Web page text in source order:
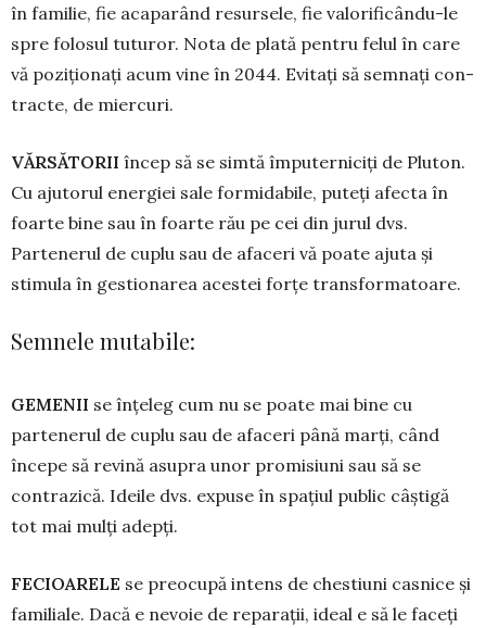
în familie, fie acaparând resursele, fie valorificându-le
spre folosul tuturor. Nota de plată pentru felul în care
vă poziționați acum vine în 2044. Evitați să semnați con­
tracte, de miercuri.
VĂRSĂTORII încep să se simtă îm­puterniciți de Pluton.
Cu ajutorul energiei sale formidabile, puteți afecta în
foarte bine sau în foarte rău pe cei din jurul dvs.
Partenerul de cuplu sau de afaceri vă poate ajuta și
stimula în ges­tio­narea acestei forțe transformatoare.
Semnele mutabile:
GEMENII se înțeleg cum nu se poate mai bine cu
partenerul de cuplu sau de afaceri până marți, când
începe să revină asupra unor promisiuni sau să se
contrazică. Ideile dvs. expuse în spațiul public câștigă
tot mai mulți adepți.
FECIOARELE se preocupă intens de chestiuni casnice și
familiale. Dacă e nevoie de reparații, ideal e să le faceți